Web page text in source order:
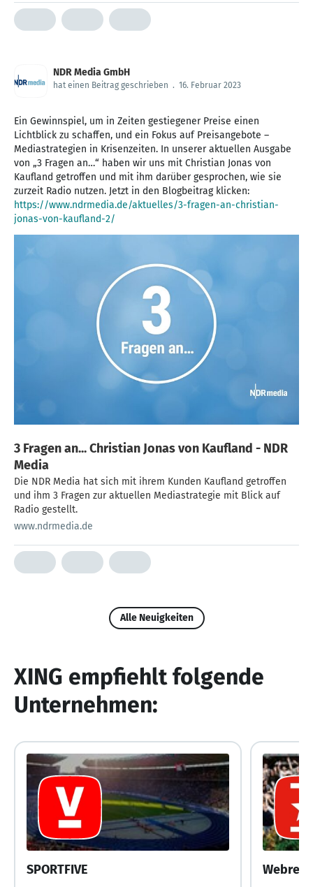
NDR Media GmbH
hat einen Beitrag geschrieben . 16. Februar 2023
Ein Gewinnspiel, um in Zeiten gestiegener Preise einen
Lichtblick zu schaffen, und ein Fokus auf Preisangebote –
Mediastrategien in Krisenzeiten. In unserer aktuellen Ausgabe
von „3 Fragen an…“ haben wir uns mit Christian Jonas von
Kaufland getroffen und mit ihm darüber gesprochen, wie sie
zurzeit Radio nutzen. Jetzt in den Blogbeitrag klicken:
https://www.ndrmedia.de/aktuelles/3-fragen-an-christian-
jonas-von-kaufland-2/
3 Fragen an... Christian Jonas von Kaufland - NDR
Media
Die NDR Media hat sich mit ihrem Kunden Kaufland getroffen
und ihm 3 Fragen zur aktuellen Mediastrategie mit Blick auf
Radio gestellt.
www.ndrmedia.de
Alle Neuigkeiten
XING empfiehlt folgende
Unternehmen:
SPORTFIVE